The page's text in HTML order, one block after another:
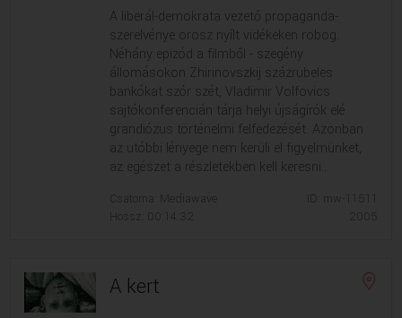
A liberál-demokrata vezető propaganda-
szerelvénye orosz nyílt vidékeken robog.
Néhány epizód a filmből - szegény
állomásokon Zhirinovszkij százrubeles
bankókat szór szét, Vladimir Volfovics
sajtókonferencián tárja helyi újságírók elé
grandiózus történelmi felfedezését. Azonban
az utóbbi lényege nem kerüli el figyelmünket,
az egészet a részletekben kell keresni...
Csatorna: Mediawave
Hossz: 00:14:32
A kert